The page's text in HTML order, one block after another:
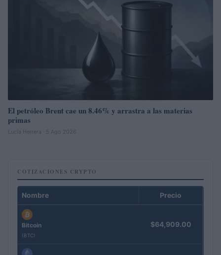
El petróleo Brent cae un 8.46% y arrastra a las materias
primas
Lucía Herrera · 5 Ago 2026
COTIZACIONES CRYPTO
Nombre Precio
Bitcoin
(BTC)
$64,909.00